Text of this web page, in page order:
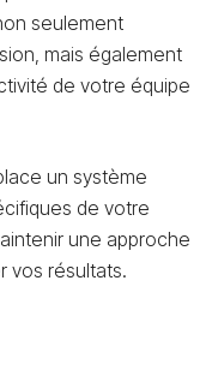
seulement
mais également
de votre équipe
un système
de votre
une approche
vos résultats.